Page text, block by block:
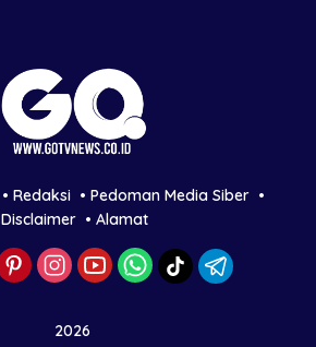
Redaksi
Pedoman Media Siber
Disclaimer
Alamat
2026